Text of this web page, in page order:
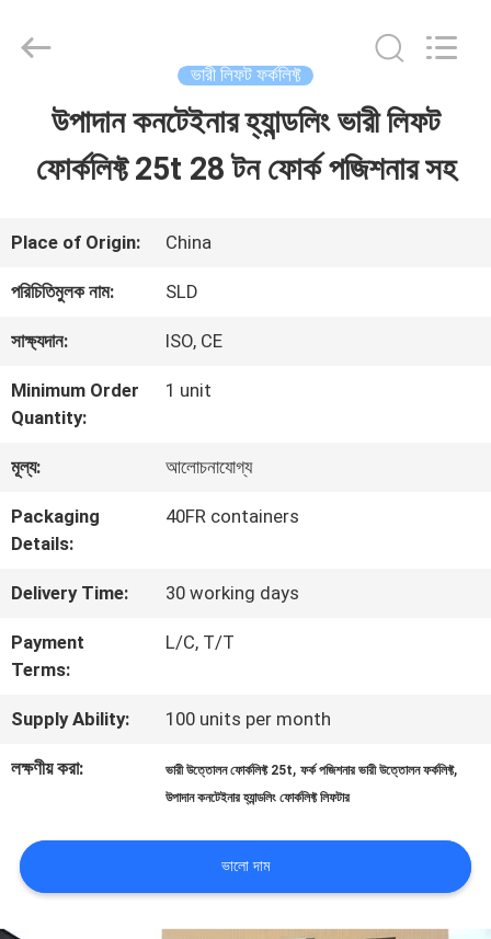
আমাদের
সম্পর্কে
কারখানা
ভ্রমণ
মান
নিয়ন্ত্রণ
সাইট
ম্যাপ
POLICY
Development
ভারী লিফট ফর্কলিফ্ট
উপাদান কনটেইনার হ্যান্ডলিং ভারী লিফট
ফোর্কলিফ্ট 25t 28 টন ফোর্ক পজিশনার সহ
Place of Origin: China
পরিচিতিমুলক নাম: SLD
সাক্ষ্যদান: ISO, CE
Minimum Order
Quantity:
1 unit
মূল্য: আলোচনাযোগ্য
Packaging
Details:
40FR containers
Delivery Time: 30 working days
Payment
Terms:
L/C, T/T
Supply Ability: 100 units per month
লক্ষণীয় করা: ভারী উত্তোলন ফোর্কলিফ্ট 25t,ফর্ক পজিশনার ভারী উত্তোলন ফর্কলিফ্ট,
উপাদান কনটেইনার হ্যান্ডলিং ফোর্কলিফ্ট লিফটার
ভালো দাম